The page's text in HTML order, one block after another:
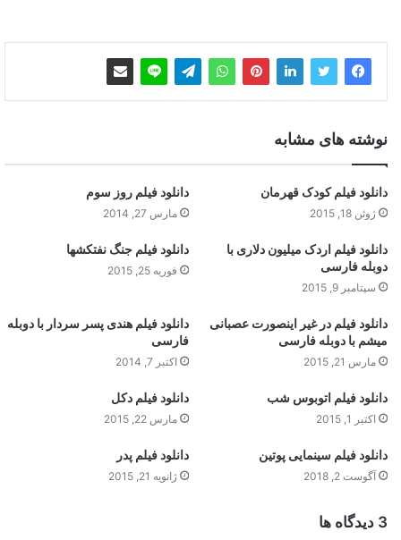
نوشته های مشابه
دانلود فیلم کودک قهرمان
ژوئن 18, 2015
دانلود فیلم روز سوم
مارس 27, 2014
دانلود فیلم اردک میلیون دلاری با
دوبله فارسی
سپتامبر 9, 2015
دانلود فیلم جنگ نفتکشها
فوریه 25, 2015
دانلود فیلم در غیر اینصورت عصبانی
میشم با دوبله فارسی
مارس 21, 2015
دانلود فیلم هندی پسر سردار با دوبله
فارسی
اکتبر 7, 2014
دانلود فیلم اتوبوس شب
اکتبر 1, 2015
دانلود فیلم دکل
مارس 22, 2015
دانلود فیلم سینمایی پوتین
آگوست 2, 2018
دانلود فیلم پدر
ژانویه 21, 2015
‫3 دیدگاه ها